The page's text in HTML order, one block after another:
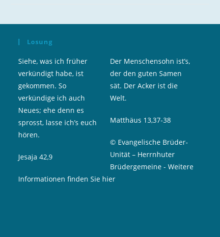
Losung
Siehe, was ich früher
verkündigt habe, ist
gekommen. So
verkündige ich auch
Neues; ehe denn es
sprosst, lasse ich’s euch
hören.
Jesaja 42,9
Der Menschensohn ist’s,
der den guten Samen
sät. Der Acker ist die
Welt.
Matthäus 13,37-38
© Evangelische Brüder-
Unität – Herrnhuter
Brüdergemeine - Weitere
Informationen finden Sie hier